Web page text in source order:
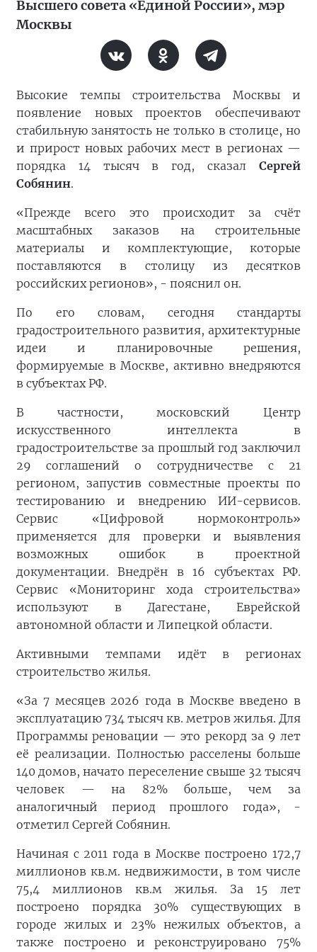
Высшего совета «Единой России», мэр
Москвы
Высокие темпы строительства Москвы и
появление новых проектов обеспечивают
стабильную занятость не только в столице, но
и прирост новых рабочих мест в регионах —
порядка 14 тысяч в год, сказал Сергей
Собянин.
«Прежде всего это происходит за счёт
масштабных заказов на строительные
материалы и комплектующие, которые
поставляются в столицу из десятков
российских регионов», - пояснил он.
По его словам, сегодня стандарты
градостроительного развития, архитектурные
идеи и планировочные решения,
формируемые в Москве, активно внедряются
в субъектах РФ.
В частности, московский Центр
искусственного интеллекта в
градостроительстве за прошлый год заключил
29 соглашений о сотрудничестве с 21
регионом, запустив совместные проекты по
тестированию и внедрению ИИ-сервисов.
Сервис «Цифровой нормоконтроль»
применяется для проверки и выявления
возможных ошибок в проектной
документации. Внедрён в 16 субъектах РФ.
Сервис «Мониторинг хода строительства»
используют в Дагестане, Еврейской
автономной области и Липецкой области.
Активными темпами идёт в регионах
строительство жилья.
«За 7 месяцев 2026 года в Москве введено в
эксплуатацию 734 тысяч кв. метров жилья. Для
Программы реновации — это рекорд за 9 лет
её реализации. Полностью расселены больше
140 домов, начато переселение свыше 32 тысяч
человек — на 82% больше, чем за
аналогичный период прошлого года», -
отметил Сергей Собянин.
Начиная с 2011 года в Москве построено 172,7
миллионов кв.м. недвижимости, в том числе
75,4 миллионов кв.м жилья. За 15 лет
построено порядка 30% существующих в
городе жилых и 23% нежилых объектов, а
также построено и реконструировано 75%